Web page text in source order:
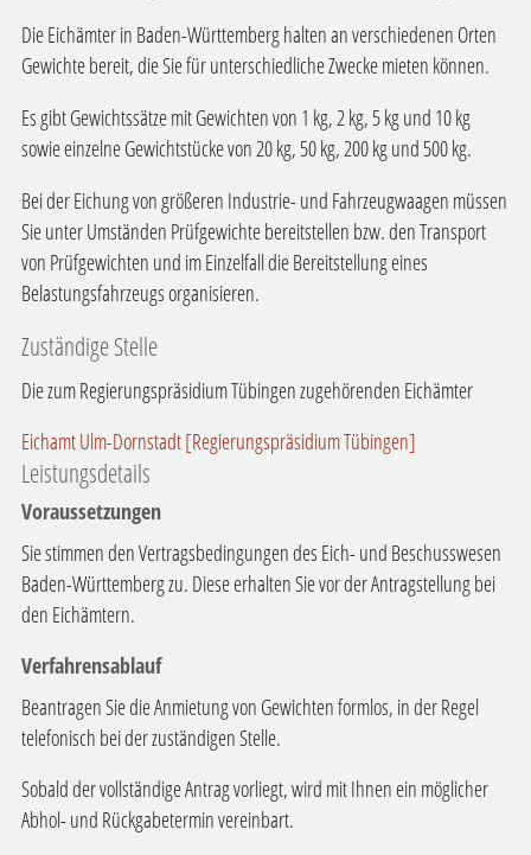
Die Eichämter in Baden-Württemberg halten an verschiedenen Orten
Gewichte bereit, die Sie für unterschiedliche Zwecke mieten können.
Es gibt Gewichtssätze mit Gewichten von 1 kg, 2 kg, 5 kg und 10 kg
sowie einzelne Gewichtstücke von 20 kg, 50 kg, 200 kg und 500 kg.
Bei der Eichung von größeren Industrie- und Fahrzeugwaagen müssen
Sie unter Umständen Prüfgewichte bereitstellen bzw. den Transport
von Prüfgewichten und im Einzelfall die Bereitstellung eines
Belastungsfahrzeugs organisieren.
Zuständige Stelle
Die zum Regierungspräsidium Tübingen zugehörenden Eichämter
Eichamt Ulm-Dornstadt [Regierungspräsidium Tübingen]
Leistungsdetails
Voraussetzungen
Sie stimmen den Vertragsbedingungen des Eich- und Beschusswesen
Baden-Württemberg zu. Diese erhalten Sie vor der Antragstellung bei
den Eichämtern.
Verfahrensablauf
Beantragen Sie die Anmietung von Gewichten formlos, in der Regel
telefonisch bei der zuständigen Stelle.
Sobald der vollständige Antrag vorliegt, wird mit Ihnen ein möglicher
Abhol- und Rückgabetermin vereinbart.